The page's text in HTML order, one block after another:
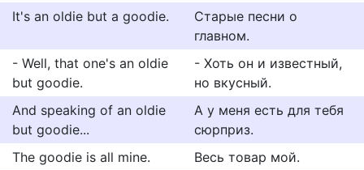
It's an oldie but a goodie.
Старые песни о
главном.
- Well, that one's an oldie
but goodie.
- Хоть он и известный,
но вкусный.
And speaking of an oldie
but goodie...
А у меня есть для тебя
сюрприз.
The goodie is all mine.
Весь товар мой.